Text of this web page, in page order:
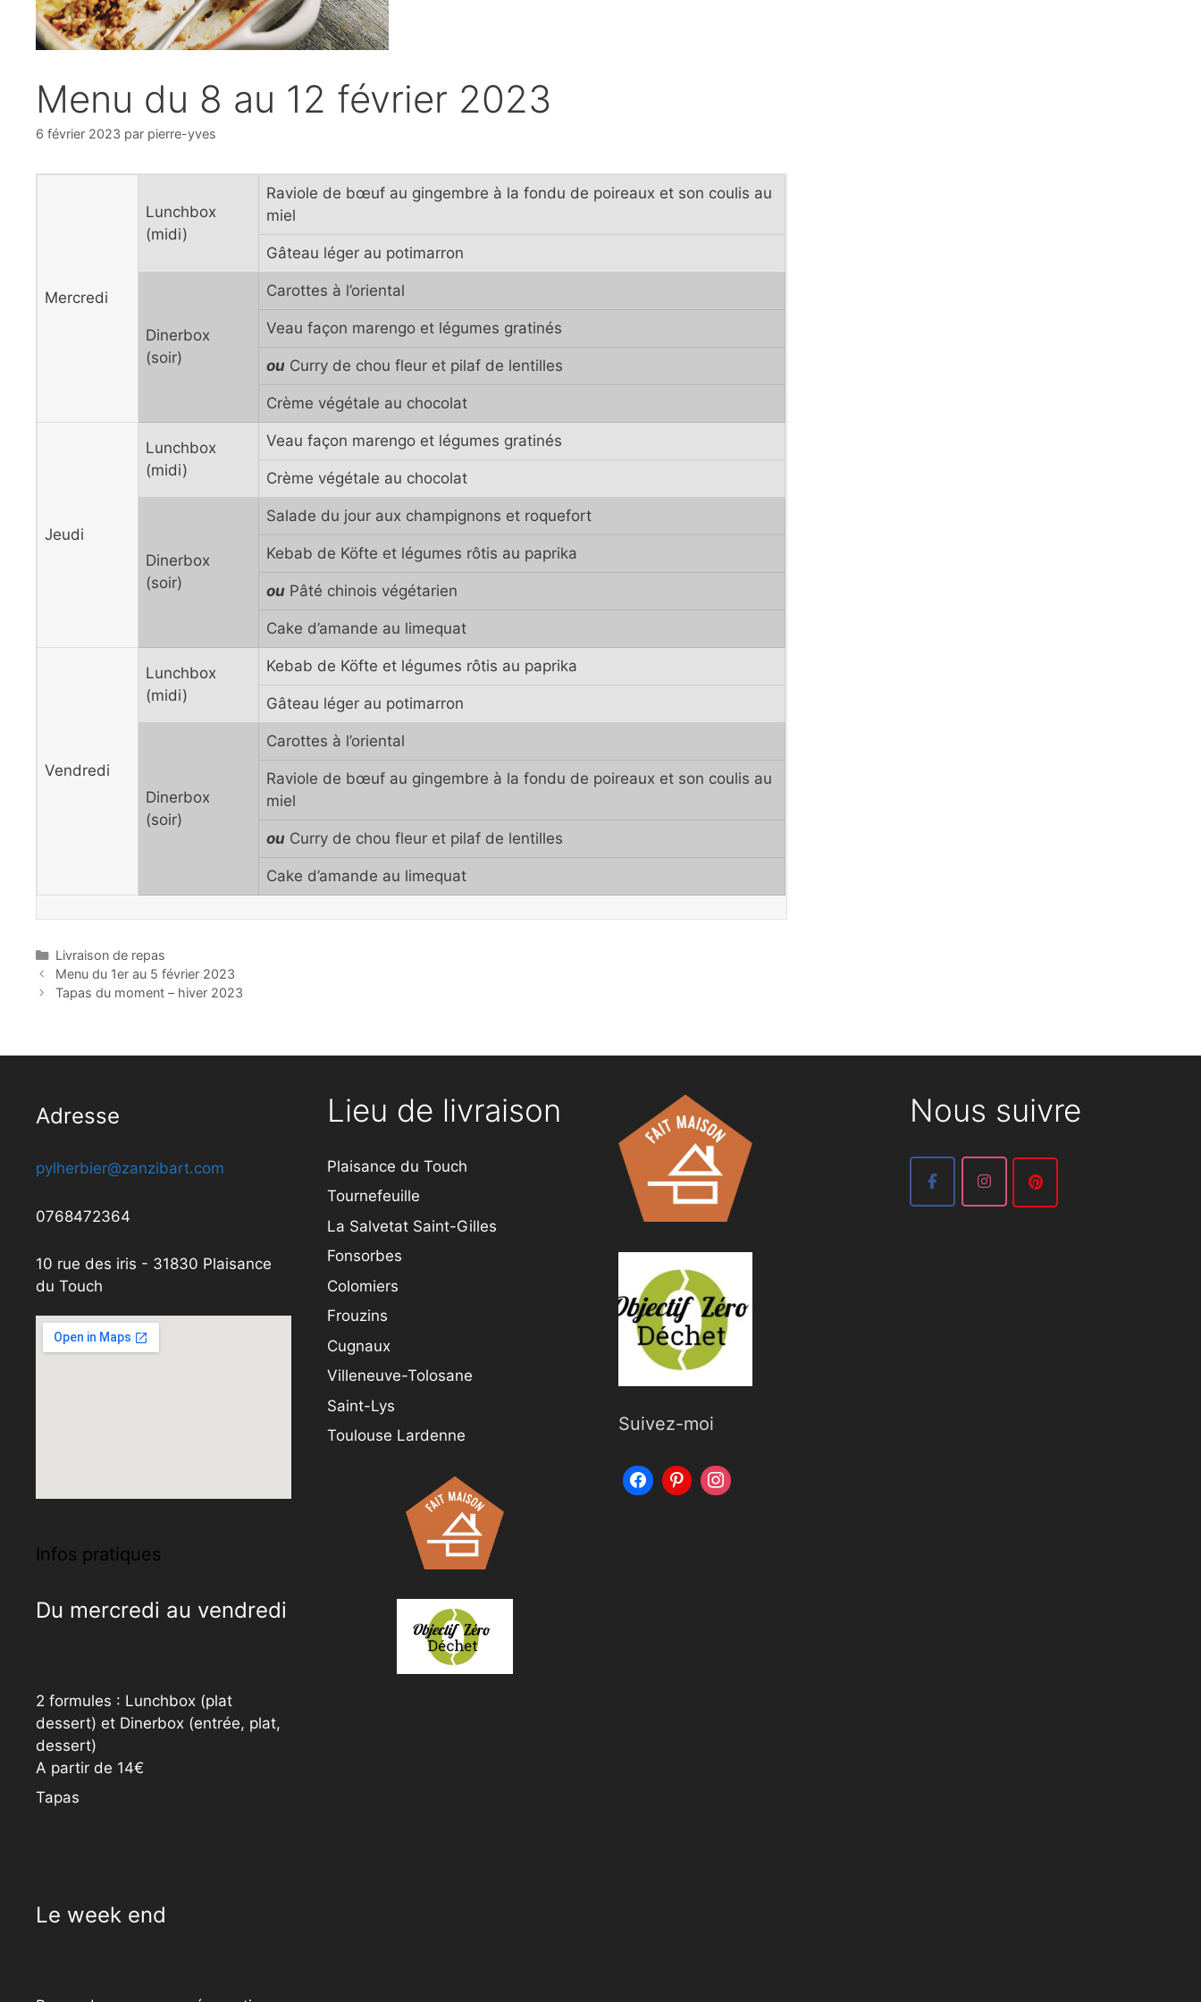
Menu du 8 au 12 février 2023
6 février 2023 par pierre-yves
Mercredi
Lunchbox
(midi)
Raviole de bœuf au gingembre à la fondu de poireaux et son coulis au
miel
Gâteau léger au potimarron
Dinerbox
(soir)
Carottes à l’oriental
Veau façon marengo et légumes gratinés
ou Curry de chou fleur et pilaf de lentilles
Crème végétale au chocolat
Jeudi
Lunchbox
(midi)
Veau façon marengo et légumes gratinés
Crème végétale au chocolat
Dinerbox
(soir)
Salade du jour aux champignons et roquefort
Kebab de Köfte et légumes rôtis au paprika
ou Pâté chinois végétarien
Cake d’amande au limequat
Vendredi
Lunchbox
(midi)
Kebab de Köfte et légumes rôtis au paprika
Gâteau léger au potimarron
Dinerbox
(soir)
Carottes à l’oriental
Raviole de bœuf au gingembre à la fondu de poireaux et son coulis au
miel
ou Curry de chou fleur et pilaf de lentilles
Cake d’amande au limequat
Catégories
Livraison de repas
Menu du 1er au 5 février 2023
Tapas du moment – hiver 2023
Adresse
pylherbier@zanzibart.com
0768472364
10 rue des iris - 31830 Plaisance
du Touch
Infos pratiques
Du mercredi au vendredi
2 formules : Lunchbox (plat
dessert) et Dinerbox (entrée, plat,
dessert)
A partir de 14€
Tapas
Le week end
Lieu de livraison
Plaisance du Touch
Tournefeuille
La Salvetat Saint-Gilles
Fonsorbes
Colomiers
Frouzins
Cugnaux
Villeneuve-Tolosane
Saint-Lys
Toulouse Lardenne
Suivez-moi
Nous suivre